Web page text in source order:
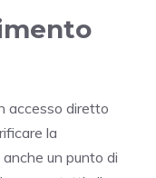
accesso diretto
la
un punto di